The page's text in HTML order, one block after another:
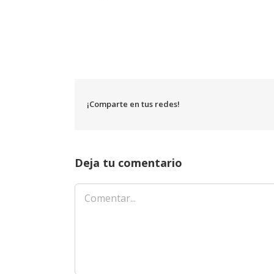
¡Comparte en tus redes!
Deja tu comentario
Comentar